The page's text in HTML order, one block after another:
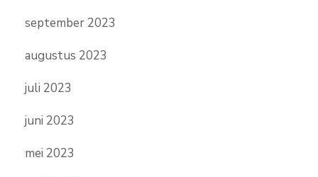
september 2023
augustus 2023
juli 2023
juni 2023
mei 2023